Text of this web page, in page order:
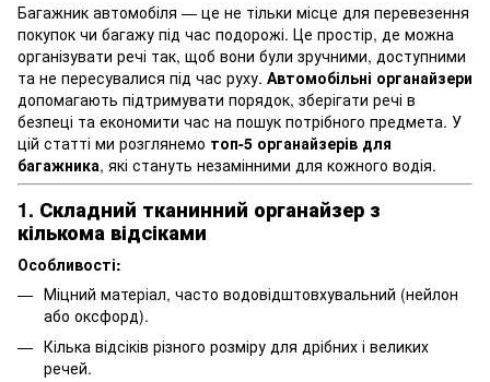
Багажник автомобіля — це не тільки місце для перевезення
покупок чи багажу під час подорожі. Це простір, де можна
організувати речі так, щоб вони були зручними, доступними
та не пересувалися під час руху. Автомобільні органайзери
допомагають підтримувати порядок, зберігати речі в
безпеці та економити час на пошук потрібного предмета. У
цій статті ми розглянемо топ-5 органайзерів для
багажника, які стануть незамінними для кожного водія.
1. Складний тканинний органайзер з
кількома відсіками
Особливості:
Міцний матеріал, часто водовідштовхувальний (нейлон
або оксфорд).
Кілька відсіків різного розміру для дрібних і великих
речей.